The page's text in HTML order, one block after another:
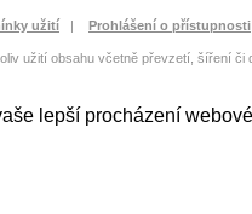
užití | Prohlášení o přístupnosti
užití obsahu včetně převzetí, šíření či
lepší procházení